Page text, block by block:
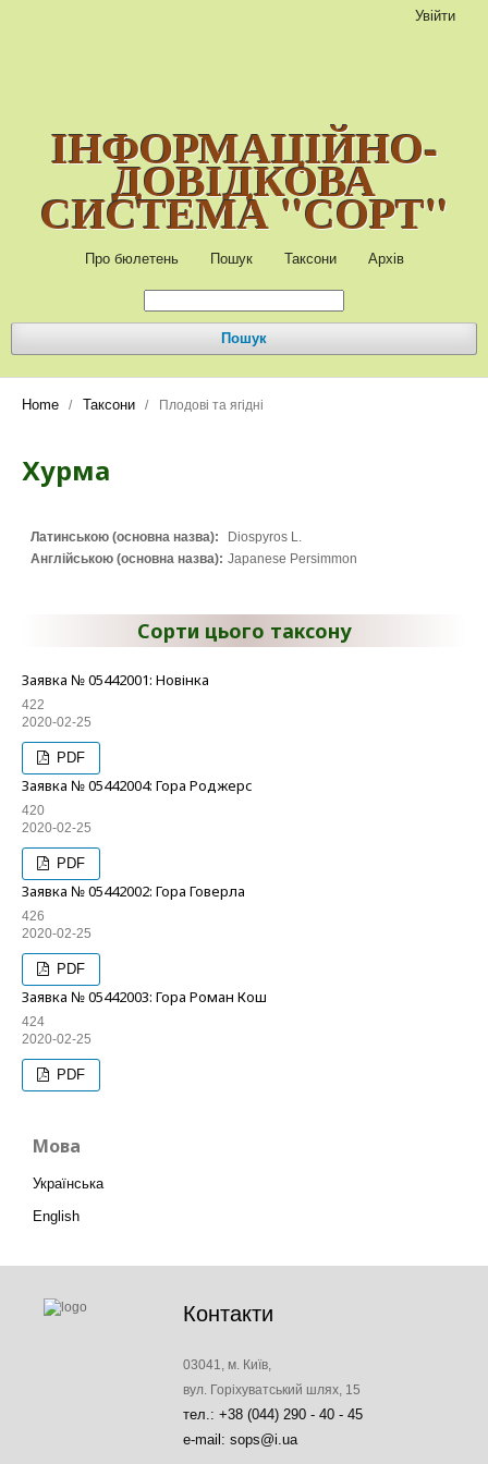
ІНФОРМАЦІЙНО-
ДОВІДКОВА
СИСТЕМА "СОРТ"
Про бюлетень Пошук Таксони Архів
Пошук
Увійти
Home / Таксони / Плодові та ягідні
Хурма
Латинською (основна назва):
Diospyros L.
Англійською (основна назва): Japanese Persimmon
Сорти цього таксону
Заявка № 05442001: Новінка
422
2020-02-25
PDF
Заявка № 05442004: Гора Роджерс
420
2020-02-25
PDF
Заявка № 05442002: Гора Говерла
426
2020-02-25
PDF
Заявка № 05442003: Гора Роман Кош
424
2020-02-25
PDF
Мова
Українська
English
Контакти
03041, м. Київ,
вул. Горіхуватський шлях, 15
тел.: +38 (044) 290 - 40 - 45
e-mail: sops@i.ua